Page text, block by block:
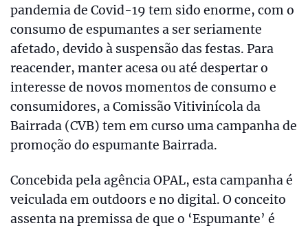
pandemia de Covid-19 tem sido enorme, com o
consumo de espumantes a ser seriamente
afetado, devido à suspensão das festas. Para
reacender, manter acesa ou até despertar o
interesse de novos momentos de consumo e
consumidores, a Comissão Vitivinícola da
Bairrada (CVB) tem em curso uma campanha de
promoção do espumante Bairrada.
Concebida pela agência OPAL, esta campanha é
veiculada em outdoors e no digital. O conceito
assenta na premissa de que o ‘Espumante’ é